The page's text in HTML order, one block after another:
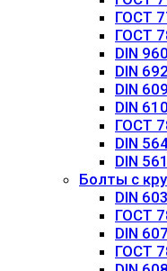
ГОСТ
ГОСТ
DIN 960
DIN
DIN 609
DIN 610
ГОСТ
DIN
DIN 561
Болты с
DIN 603
ГОСТ
DIN 607
ГОСТ